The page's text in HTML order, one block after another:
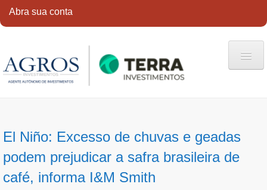
Abra sua conta
CONTATO
El Niño: Excesso de chuvas e geadas
podem prejudicar a safra brasileira de
café, informa I&M Smith